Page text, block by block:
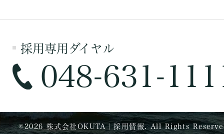
採用専用ダイヤル
048-631-
©2026 株式会社OKUTA｜採用情報. All Rights